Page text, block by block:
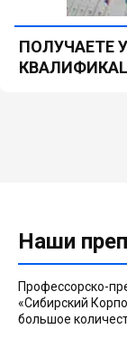
ПОЛУЧАЕТЕ
Наши
Профессорско-
«Сибирский
большое